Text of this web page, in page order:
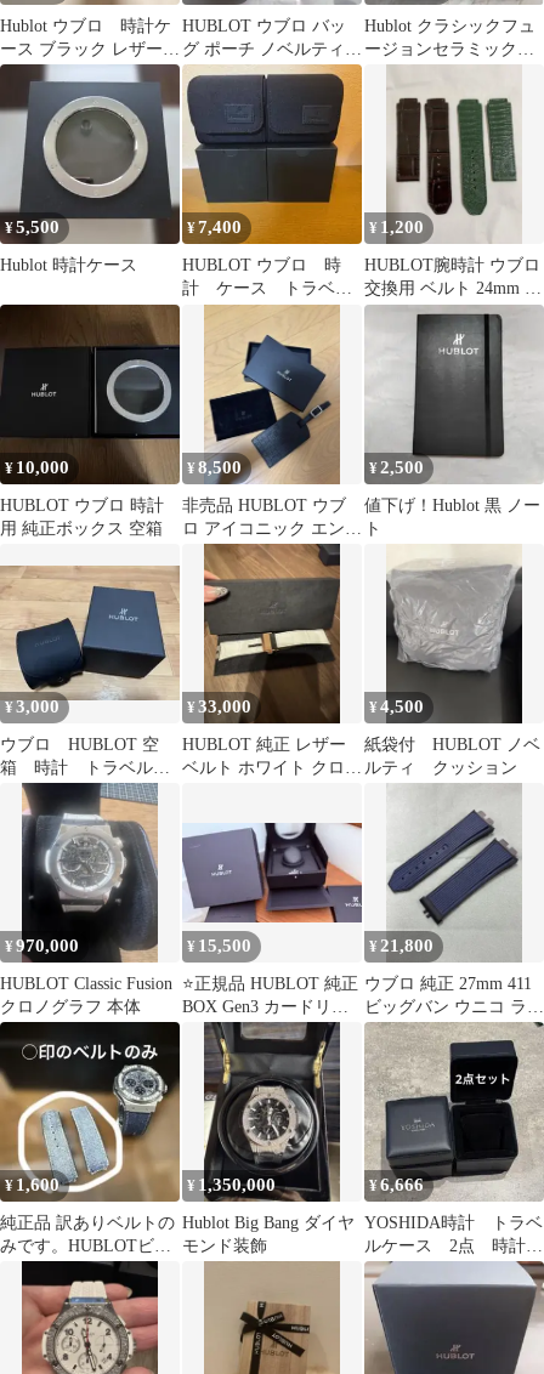
Hublot ウブロ 時計ケ
ース ブラック レザー
箱付き
HUBLOT ウブロ バッ
グ ポーチ ノベルティ
新品未使用
Hublot クラシックフュ
ージョンセラミックブ
¥5,500
Hublot 時計ケース
¥7,400
HUBLOT ウブロ 時
計 ケース トラベ
¥ 1,200
HUBLOT腕時計 ウブロ
交換用 ベルト 24mm 2
セット、素材：牛革
¥ 10,000
HUBLOT ウブロ 時計
用 純正ボックス 空箱
¥8,500
非売品 HUBLOT ウブ
ロ アイコニック エンボ
ス ラゲージタグ
¥2,500
値下げ！Hublot 黒 ノー
ト
¥3,000
ウブロ HUBLOT 空
箱 時計 トラベルポ
ーチ
¥33,000
HUBLOT 純正 レザー
ベルト ホワイト クロコ
¥4,500
紙袋付 HUBLOT ノベ
ルティ クッション
¥970,000
HUBLOT Classic Fusion
クロノグラフ 本体
¥ 15,500
⭐️正規品 HUBLOT 純正
BOX Gen3 カードリー
ダー付 完品中古 箱 ♪
¥ 21,800
ウブロ 純正 27mm 411
ビッグバン ウニコ ラバ
ーベルト ストラップ
¥1,600
純正品 訳ありベルトの
みです。HUBLOTビッ
グバン41ミリベルト。
¥ 1,350,000
Hublot Big Bang ダイヤ
モンド装飾
¥6,666
YOSHIDA時計 トラベ
ルケース 2点 時計ケ
ース ウォッチケース